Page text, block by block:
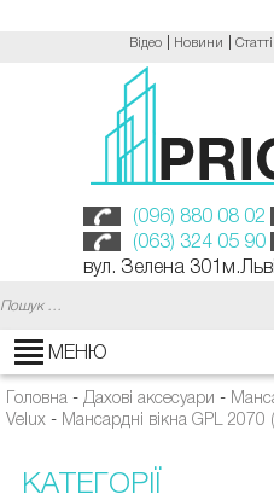
Відео Новини Статті
(096) 880 08 02
(063) 324 05 90
вул. Зелена
МЕНЮ
Головна - Дахові аксесуари -
Velux - Мансардні вікна GPL 2070
КАТЕГОРІЇ